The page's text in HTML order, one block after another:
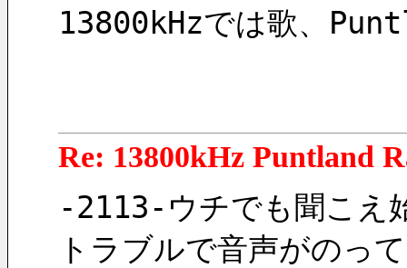
13800kHzでは歌、
Re: 13800kHz Puntland
-2113-ウチでも聞こえ
トラブルで音声がのっ